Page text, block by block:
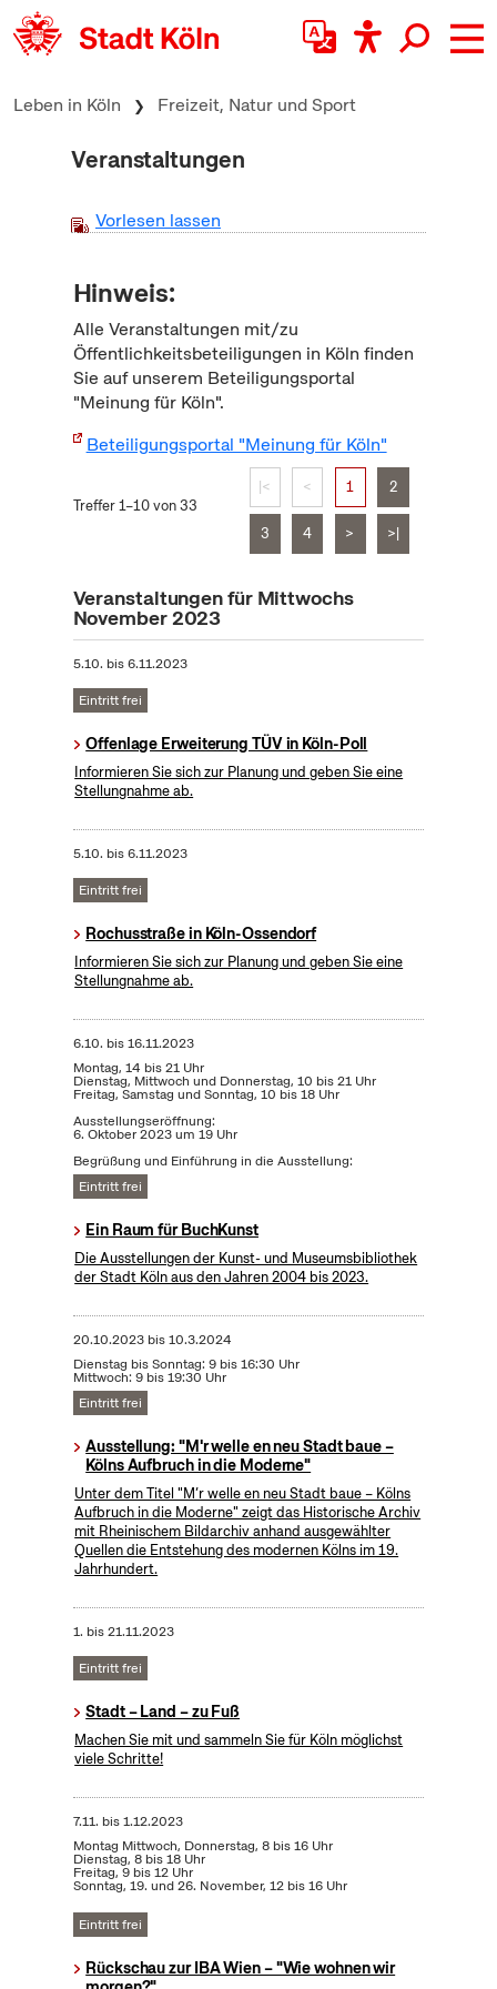
zum Inhalt springen
Leben in Köln Freizeit, Natur und Sport
Veranstaltungen
Vorlesen lassen
Hinweis:
Alle Veranstaltungen mit/zu
Öffentlichkeitsbeteiligungen in Köln finden
Sie auf unserem Beteiligungsportal
"Meinung für Köln".
Beteiligungsportal "Meinung für Köln"
Treffer 1–10 von 33
|< < 1 2
3 4 > >|
Veranstaltungen für Mittwochs
November 2023
5.10. bis6.11.2023
Eintritt frei
Offenlage Erweiterung TÜV in Köln-Poll
Informieren Sie sich zur Planung und geben Sie eine
Stellungnahme ab.
5.10. bis6.11.2023
Eintritt frei
Rochusstraße in Köln-Ossendorf
Informieren Sie sich zur Planung und geben Sie eine
Stellungnahme ab.
6.10. bis16.11.2023
Montag, 14 bis 21 Uhr
Dienstag, Mittwoch und Donnerstag, 10 bis 21 Uhr
Freitag, Samstag und Sonntag, 10 bis 18 Uhr
Ausstellungseröffnung:
6. Oktober 2023 um 19 Uhr
Begrüßung und Einführung in die Ausstellung:
Eintritt frei
Ein Raum für BuchKunst
Die Ausstellungen der Kunst- und Museumsbibliothek
der Stadt Köln aus den Jahren 2004 bis 2023.
20.10.2023bis10.3.2024
Dienstag bis Sonntag: 9 bis 16:30 Uhr
Mittwoch: 9 bis 19:30 Uhr
Eintritt frei
Ausstellung: "M'r welle en neu Stadt baue –
Kölns Aufbruch in die Moderne"
Unter dem Titel "M’r welle en neu Stadt baue – Kölns
Aufbruch in die Moderne" zeigt das Historische Archiv
mit Rheinischem Bildarchiv anhand ausgewählter
Quellen die Entstehung des modernen Kölns im 19.
Jahrhundert.
1. bis21.11.2023
Eintritt frei
Stadt – Land – zu Fuß
Machen Sie mit und sammeln Sie für Köln möglichst
viele Schritte!
7.11. bis1.12.2023
Montag Mittwoch, Donnerstag, 8 bis 16 Uhr
Dienstag, 8 bis 18 Uhr
Freitag, 9 bis 12 Uhr
Sonntag, 19. und 26. November, 12 bis 16 Uhr
Eintritt frei
Rückschau zur IBA Wien – "Wie wohnen wir